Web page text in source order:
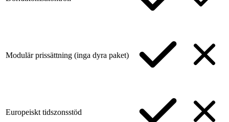
Modulär prissättning (inga dyra paket)
Europeiskt tidszonsstöd